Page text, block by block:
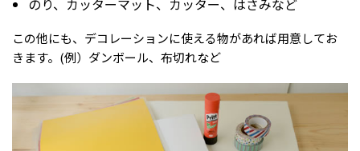
のり、カッターマット、カッター、はさみなど
この他にも、デコレーションに使える物があれば用意してお
きます。(例）ダンボール、布切れなど